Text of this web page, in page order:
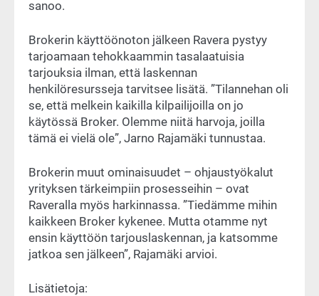
sanoo.
Brokerin käyttöönoton jälkeen Ravera pystyy
tarjoamaan tehokkaammin tasalaatuisia
tarjouksia ilman, että laskennan
henkilöresursseja tarvitsee lisätä. ”Tilannehan oli
se, että melkein kaikilla kilpailijoilla on jo
käytössä Broker. Olemme niitä harvoja, joilla
tämä ei vielä ole”, Jarno Rajamäki tunnustaa.
Brokerin muut ominaisuudet – ohjaustyökalut
yrityksen tärkeimpiin prosesseihin – ovat
Raveralla myös harkinnassa. ”Tiedämme mihin
kaikkeen Broker kykenee. Mutta otamme nyt
ensin käyttöön tarjouslaskennan, ja katsomme
jatkoa sen jälkeen”, Rajamäki arvioi.
Lisätietoja: